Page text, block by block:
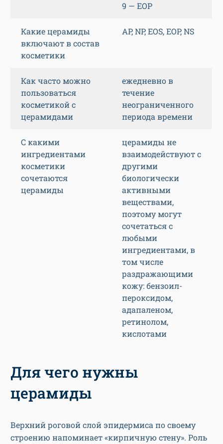
9 — EOP
Какие церамиды
включают в состав
косметики
AP, NP, EOS, EOP, NS
Как часто можно
пользоваться
косметикой с
церамидами
ежедневно в
течение
неограниченного
периода времени
С какими
ингредиентами
косметики
сочетаются
церамиды
церамиды не
взаимодействуют с
другими
биологически
активными
веществами,
поэтому могут
сочетаться с
любыми
ингредиентами, в
том числе
раздражающими
кожу: бензоил-
пероксидом,
адапаленом,
ретинолом,
кислотами
Для чего нужны
церамиды
Верхний роговой слой эпидермиса по своему
строению напоминает «кирпичную стену». Роль